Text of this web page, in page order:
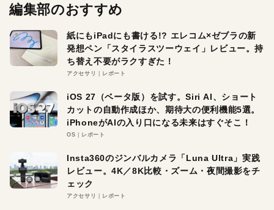
編集部のおすすめ
紙にもiPadにも書ける!? エレコム×ゼブラの新
発想ペン「スタイラスツーウェイ」レビュー。持
ち替え不要がラクすぎた！
アクセサリ レポート
iOS 27（ベータ版）を試す。Siri AI、ショート
カットの自動作成ほか、期待大の便利機能5選。
iPhoneがAIの入り口になる未来はすぐそこ！
OS レポート
Insta360のジンバルカメラ「Luna Ultra」実践
レビュー。4K／8K比較・ズーム・夜間撮影をチ
ェック
アクセサリ レポート